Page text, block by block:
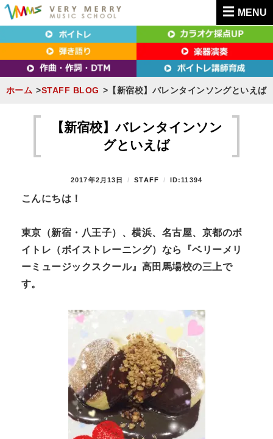
MENU
東京（新宿・八王子）・横浜・名古屋・京都で
「本気」になれるボイトレ教室｜VERY MERRY
MUSIC SCHOOL（ベリーメリー）
東京（新宿・八王子）・横浜・名古屋・京都で「本気」になれるボイトレ教室｜
VERY MERRY MUSIC SCHOOL（ベリーメリー）
ホーム STAFF BLOG 【新宿校】バレンタインソングといえば
【新宿校】バレンタインソン
グといえば
P
S
O
2017年2月13日
B
STAFF ID:11394
こんにちは！
東京（新宿・八王子）、横浜、名古屋、京都のボ
イトレ（ボイストレーニング）なら『ベリーメリ
ーミュージックスクール』高田馬場校の三上で
す。